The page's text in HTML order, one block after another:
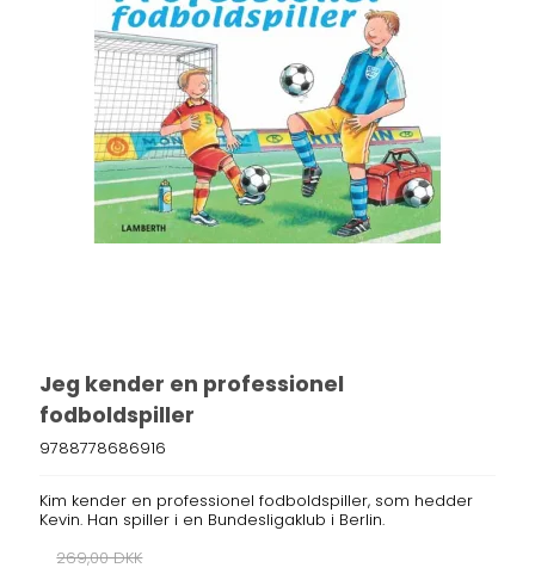
Jeg kender en professionel
fodboldspiller
9788778686916
Kim kender en professionel fodboldspiller, som hedder
Kevin. Han spiller i en Bundesligaklub i Berlin.
269,00 DKK